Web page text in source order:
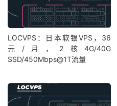
LOCVPS：日本软银VPS，36
元/月，2核4G/40G
SSD/450Mbps@1T流量